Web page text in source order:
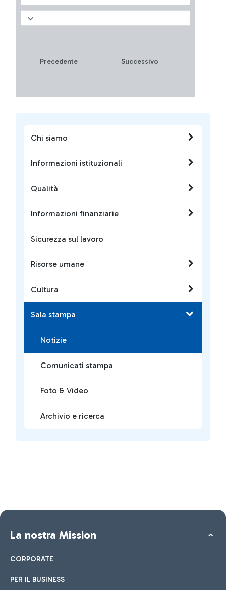
Chi siamo
Informazioni istituzionali
Qualità
Informazioni finanziarie
Sicurezza sul lavoro
Risorse umane
Cultura
Sala stampa
Notizie
Comunicati stampa
Foto & Video
Archivio e ricerca
biglietti omaggio?
Precedente Successivo
La nostra Mission
CORPORATE
PER IL BUSINESS